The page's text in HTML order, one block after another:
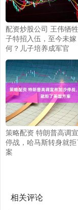
配资炒股公司 王伟牺
子特招入伍，至今未
何？儿子培养成军官
策略配资 特朗普高调
停战，哈马斯转身就
案
相关评论